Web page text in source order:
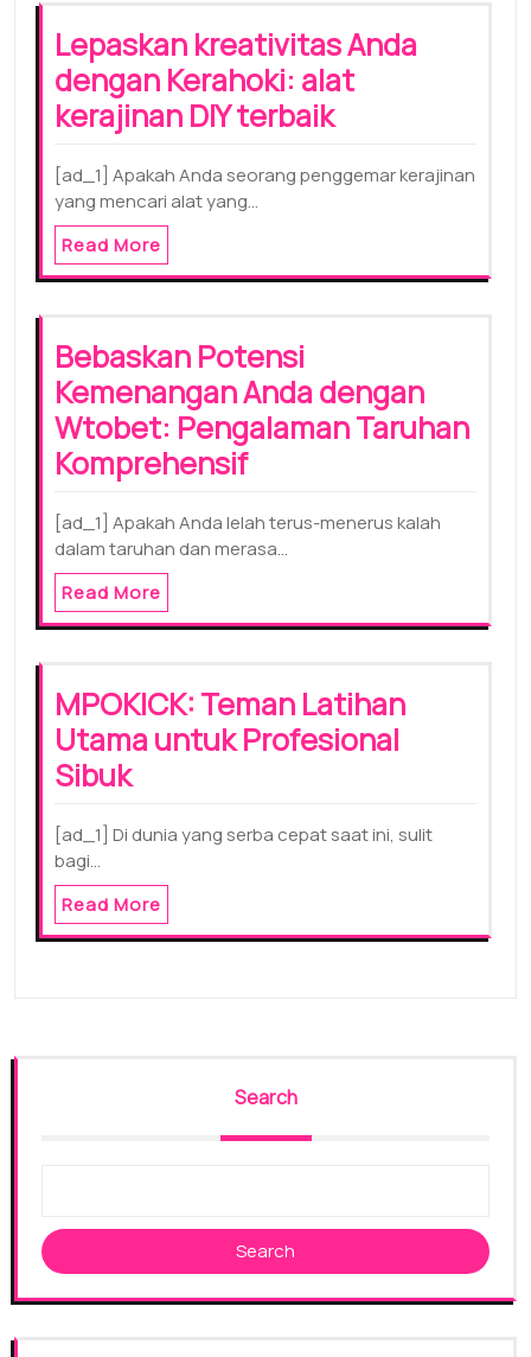
Lepaskan kreativitas Anda
dengan Kerahoki: alat
kerajinan DIY terbaik
[ad_1] Apakah Anda seorang penggemar kerajinan
yang mencari alat yang…
Read More
Bebaskan Potensi
Kemenangan Anda dengan
Wtobet: Pengalaman Taruhan
Komprehensif
[ad_1] Apakah Anda lelah terus-menerus kalah
dalam taruhan dan merasa…
Read More
MPOKICK: Teman Latihan
Utama untuk Profesional
Sibuk
[ad_1] Di dunia yang serba cepat saat ini, sulit
bagi…
Read More
Search
Search